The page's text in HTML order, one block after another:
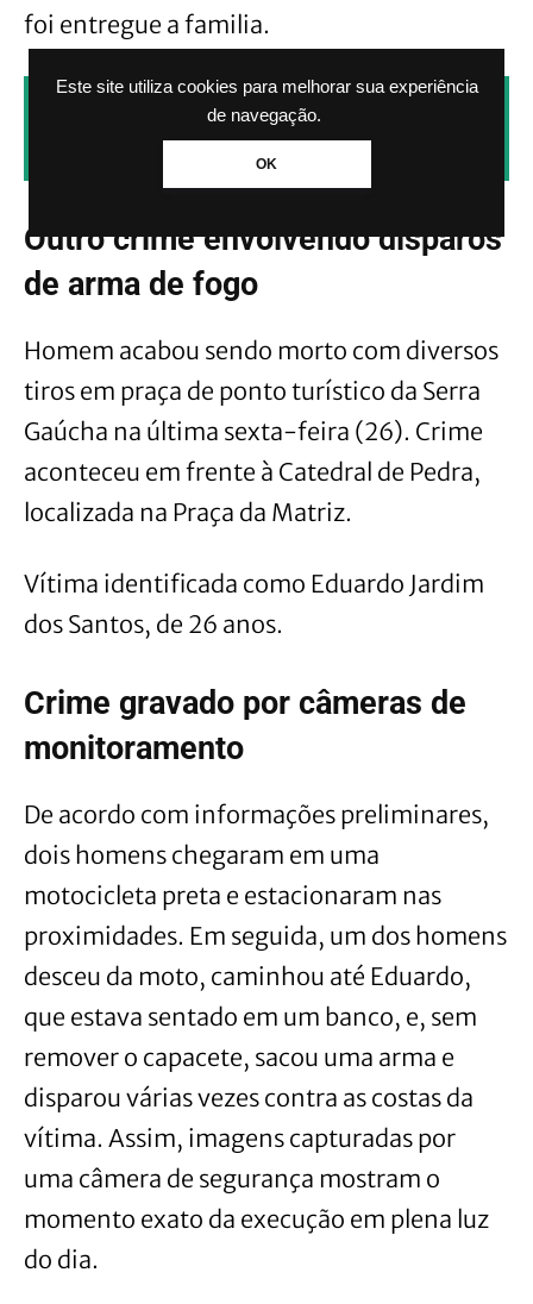
Este site utiliza cookies para melhorar sua experiência
de navegação.
OK
foi entregue a familia.
CLIQUE AQUI PARA RECEBER NOTÍCIAS
PELO WHATSAPP SEM PAGAR NADA.
Outro crime envolvendo disparos
de arma de fogo
Homem acabou sendo morto com diversos
tiros em praça de ponto turístico da Serra
Gaúcha na última sexta-feira (26). Crime
aconteceu em frente à Catedral de Pedra,
localizada na Praça da Matriz.
Vítima identificada como Eduardo Jardim
dos Santos, de 26 anos.
Crime gravado por câmeras de
monitoramento
De acordo com informações preliminares,
dois homens chegaram em uma
motocicleta preta e estacionaram nas
proximidades. Em seguida, um dos homens
desceu da moto, caminhou até Eduardo,
que estava sentado em um banco, e, sem
remover o capacete, sacou uma arma e
disparou várias vezes contra as costas da
vítima. Assim, imagens capturadas por
uma câmera de segurança mostram o
momento exato da execução em plena luz
do dia.